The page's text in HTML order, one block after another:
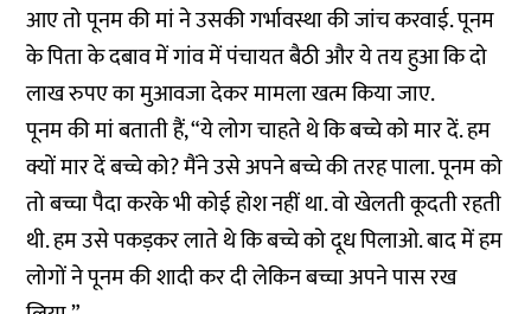
आए तो पूनम की मां ने उसकी गर्भावस्था की जांच करवाई. पूनम
के पिता के दबाव में गांव में पंचायत बैठी और ये तय हुआ कि दो
लाख रुपए का मुआवजा देकर मामला खत्म किया जाए.
पूनम की मां बताती हैं, “ये लोग चाहते थे कि बच्चे को मार दें. हम
क्यों मार दें बच्चे को? मैंने उसे अपने बच्चे की तरह पाला. पूनम को
तो बच्चा पैदा करके भी कोई होश नहीं था. वो खेलती कूदती रहती
थी. हम उसे पकड़कर लाते थे कि बच्चे को दूध पिलाओ. बाद में हम
लोगों ने पूनम की शादी कर दी लेकिन बच्चा अपने पास रख